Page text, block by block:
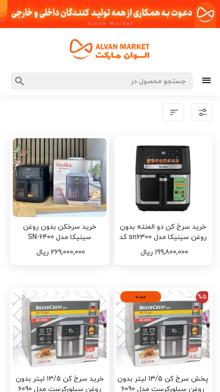
خرید سرخ کن دو المنته بدون
روغن سینیکا مدل sn6300 کد
K423
199,800,000 ریال
خرید سرخکن بدون روغن
سینیکا مدل SN-6400
269,000,000 ریال
عمده %5
پخش سرخ کن 13/5 لیتر بدون
روغن سیلورکرست مدل 6090
خرید سرخ کن 13/5 لیتر بدون
روغن سیلورکرست مدل 6090